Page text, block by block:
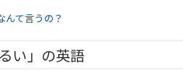
んて言うの？
い」の英語